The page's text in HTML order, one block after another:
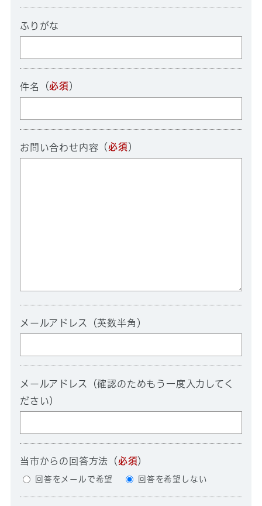
ふりがな
件名 （必須 ）
お問い合わせ内容 （必須 ）
メールアドレス（英数半角）
メールアドレス（確認のためもう一度入力してく
ださい）
当市からの回答方法 （必須）
回答をメールで希望 回答を希望しない